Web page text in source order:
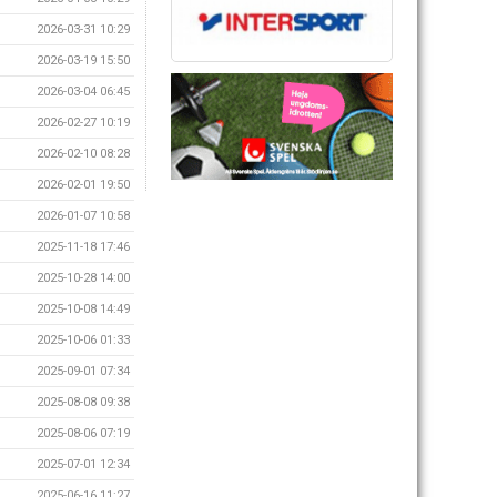
2026-03-31 10:29
2026-03-19 15:50
2026-03-04 06:45
2026-02-27 10:19
2026-02-10 08:28
2026-02-01 19:50
2026-01-07 10:58
2025-11-18 17:46
2025-10-28 14:00
2025-10-08 14:49
2025-10-06 01:33
2025-09-01 07:34
2025-08-08 09:38
2025-08-06 07:19
2025-07-01 12:34